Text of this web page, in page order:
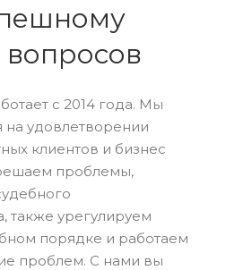
с 2014 года. Мы
на удовлетворении
клиентов и бизнес
проблемы,
также урегулируем
порядке и работаем
проблем. С нами вы